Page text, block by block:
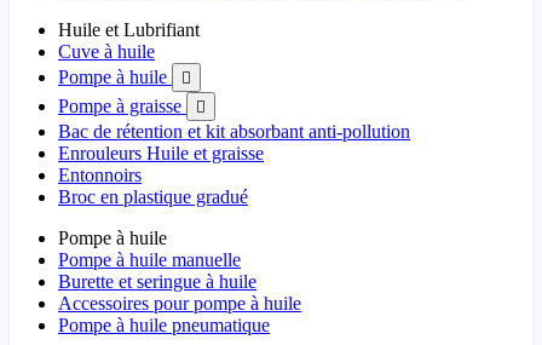
Huile et Lubrifiant
Cuve à huile
Pompe à huile

Pompe à graisse 
Bac de rétention et kit absorbant anti-pollution
Enrouleurs Huile et graisse
Entonnoirs
Broc en plastique gradué
Pompe à huile
Pompe à huile manuelle
Burette et seringue à huile
Accessoires pour pompe à huile
Pompe à huile pneumatique